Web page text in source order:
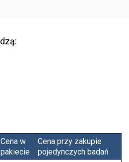
Cena w
pakiecie
Cena przy zakupie
pojedynczych badań